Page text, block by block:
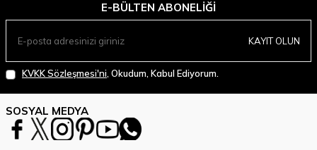
E-BÜLTEN ABONELIĞI
KAYIT OLUN
KVKK Sözleşmesi'ni , Okudum, Kabul Ediyorum.
SOSYAL MEDYA